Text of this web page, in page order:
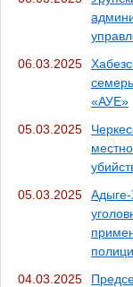
06.03.2025
«АУЕ»
05.03.2025
05.03.2025
04.03.2025